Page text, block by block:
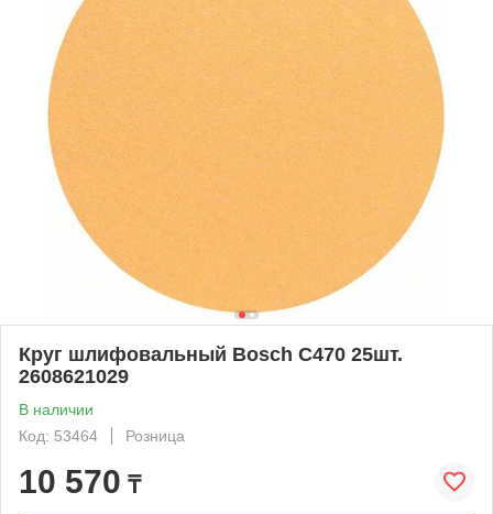
Круг шлифовальный Bosch C470 25шт.
2608621029
В наличии
Код: 53464
Розница
10 570 ₸